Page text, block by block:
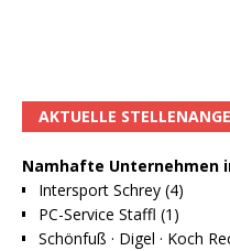
AKTUELLE
Namhafte Unternehmen
Intersport Schrey (4)
PC-Service Staffl (1)
Schönfuß · Digel · Koch